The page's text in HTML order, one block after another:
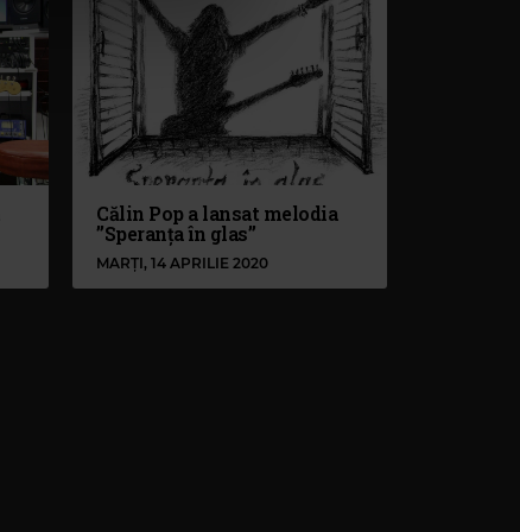
Călin Pop a lansat melodia
”Speranța în glas”
MARȚI, 14 APRILIE 2020